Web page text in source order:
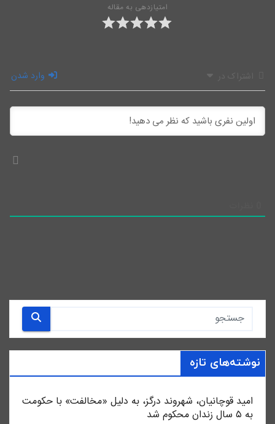
امتیازدهی به مقاله
اشتراک در وارد شدن
نوشته‌های تازه
امید قوچانیان، شهروند درگز، به دلیل «مخالفت» با حکومت
به ۵ سال زندان محکوم شد